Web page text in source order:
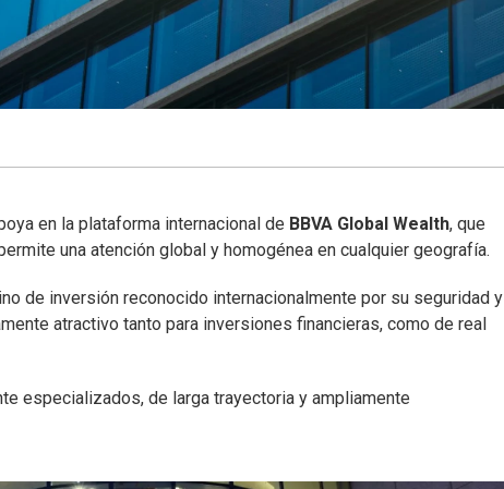
en la plataforma internacional de BBVA Global Wealth, que
una atención global y homogénea en cualquier geografía.
de inversión reconocido internacionalmente por su seguridad y
atractivo tanto para inversiones financieras, como de real
especializados, de larga trayectoria y ampliamente